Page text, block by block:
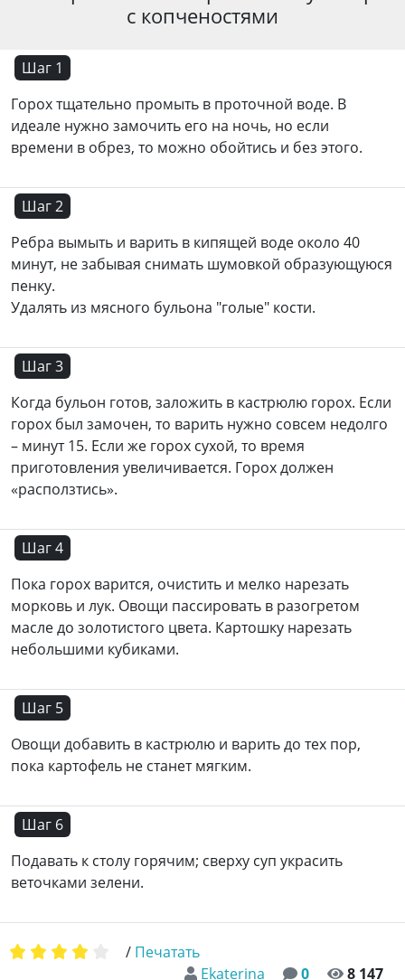
с копченостями
Шаг 1
Горох тщательно промыть в проточной воде. В
идеале нужно замочить его на ночь, но если
времени в обрез, то можно обойтись и без этого.
Шаг 2
Ребра вымыть и варить в кипящей воде около 40
минут, не забывая снимать шумовкой образующуюся
пенку.
Удалять из мясного бульона "голые" кости.
Шаг 3
Когда бульон готов, заложить в кастрюлю горох. Если
горох был замочен, то варить нужно совсем недолго
– минут 15. Если же горох сухой, то время
приготовления увеличивается. Горох должен
«расползтись».
Шаг 4
Пока горох варится, очистить и мелко нарезать
морковь и лук. Овощи пассировать в разогретом
масле до золотистого цвета. Картошку нарезать
небольшими кубиками.
Шаг 5
Овощи добавить в кастрюлю и варить до тех пор,
пока картофель не станет мягким.
Шаг 6
Подавать к столу горячим; сверху суп украсить
веточками зелени.
Ekaterina 0 8 147
/ Печатать